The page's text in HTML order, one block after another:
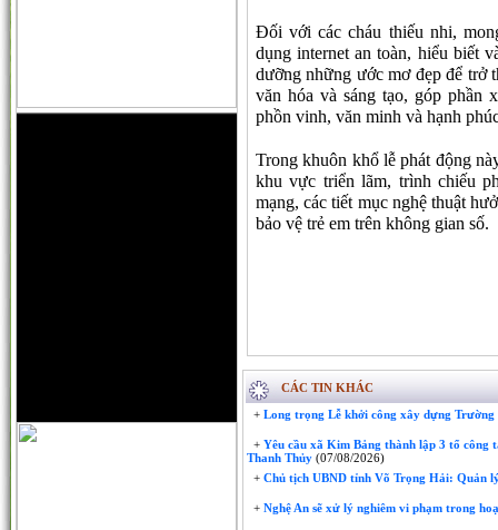
Đối với các cháu thiếu nhi,
dụng internet an toàn, hiểu biết
dưỡng những ước mơ đẹp để trở
văn hóa và sáng tạo, góp phần
phồn vinh, văn minh và hạnh
Trong khuôn khổ lễ phát động
khu vực triển lãm, trình chiếu
mạng, các tiết mục nghệ thuật
bảo vệ trẻ em trên không gian số.
CÁC TIN KHÁC
+ Long trọng Lễ khởi công xây dựng
+ Yêu cầu xã Kim Bảng thành lập 3 tổ công
Thanh Thủy (07/08/2026)
+ Chủ tịch UBND tỉnh Võ Trọng Hải: Quản
+ Nghệ An sẽ xử lý nghiêm vi phạm trong